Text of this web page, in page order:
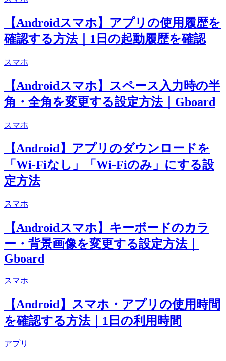
【Androidスマホ】アプリの使用履歴を
確認する方法｜1日の起動履歴を確認
スマホ
【Androidスマホ】スペース入力時の半
角・全角を変更する設定方法｜Gboard
スマホ
【Android】アプリのダウンロードを
「Wi-Fiなし」「Wi-Fiのみ」にする設
定方法
スマホ
【Androidスマホ】キーボードのカラ
ー・背景画像を変更する設定方法｜
Gboard
スマホ
【Android】スマホ・アプリの使用時間
を確認する方法｜1日の利用時間
アプリ